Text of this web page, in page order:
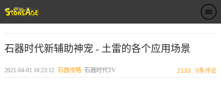
石器时代新辅助神宠 - 土雷的各个应用场景
2021-04-01 16:23:12 石器攻略 石器时代TV 2133 0条评论